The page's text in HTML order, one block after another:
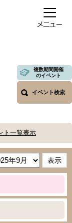
複数期間開催
のイベント
イベント検索
ト一覧表示